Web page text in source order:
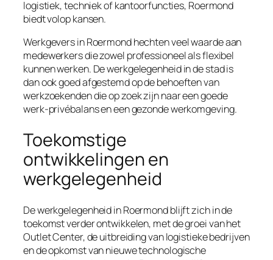
logistiek, techniek of kantoorfuncties, Roermond
biedt volop kansen.
Werkgevers in Roermond hechten veel waarde aan
medewerkers die zowel professioneel als flexibel
kunnen werken. De werkgelegenheid in de stad is
dan ook goed afgestemd op de behoeften van
werkzoekenden die op zoek zijn naar een goede
werk-privébalans en een gezonde werkomgeving.
Toekomstige
ontwikkelingen en
werkgelegenheid
De werkgelegenheid in Roermond blijft zich in de
toekomst verder ontwikkelen, met de groei van het
Outlet Center, de uitbreiding van logistieke bedrijven
en de opkomst van nieuwe technologische